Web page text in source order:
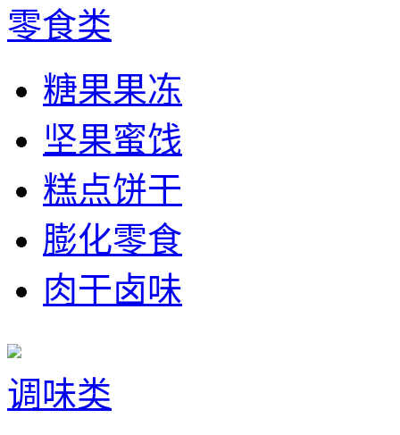
零食类
糖果果冻
坚果蜜饯
糕点饼干
膨化零食
肉干卤味
调味类